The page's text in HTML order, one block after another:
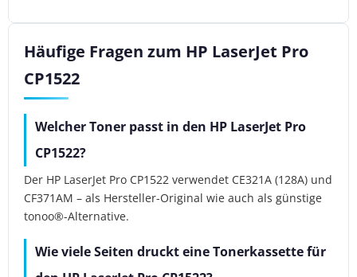
Häufige Fragen zum HP LaserJet Pro
CP1522
Welcher Toner passt in den HP LaserJet Pro
CP1522?
Der HP LaserJet Pro CP1522 verwendet CE321A (128A) und
CF371AM – als Hersteller-Original wie auch als günstige
tonoo®-Alternative.
Wie viele Seiten druckt eine Tonerkassette für